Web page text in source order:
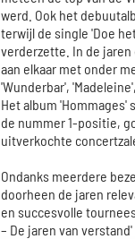
werd. Ook het
terwijl de single 'Doe
verderzette. In de
aan elkaar met onder
'Wunderbar',
Het album
de nummer 1-positie,
uitverkochte
Ondanks meerdere
doorheen de jaren
en succesvolle
– De jaren van